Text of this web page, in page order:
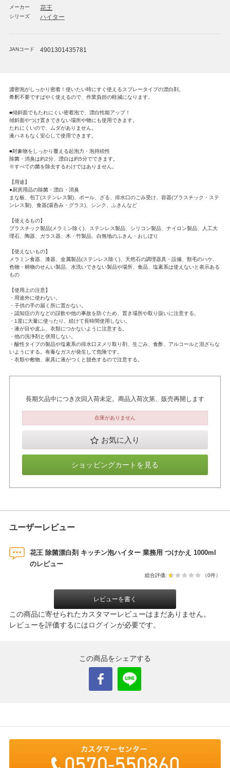
メーカー 花王
シリーズ ハイター
JANコード 4901301435781
濃密泡がしっかり密着！使いたい時にすぐ使えるスプレータイプの漂白剤。
希釈不要ですばやく使えるので、作業負担の軽減になります。
■傾斜面でもたれにくい密着泡で、漂白性能アップ！
傾斜面やつけ置きできない場所や物にも使用できます。
たれにくいので、ムダがありません。
液ハネもなく安心して使用できます。
■対象物をしっかり覆える起泡力・泡持続性
除菌・消臭は約2分、漂白は約5分でできます。
※すべての菌を除去するわけではありません。
【用途】
●厨房用品の除菌・漂白・消臭
まな板、包丁(ステンレス製)、ボール、ざる、排水口のごみ受け、容器(プラスチック・ステ
ンレス製)、食器(湯呑み・グラス)、シンク、ふきんなど
【使えるもの】
プラスチック製品(メラミン除く)、ステンレス製品、シリコン製品、ナイロン製品、人工大
理石、陶器、ガラス器、木・竹製品、白無地のふきん・おしぼり
【使えないもの】
メラミン食器、漆器、金属製品(ステンレス除く)、天然石の調理器具・設備、獣毛のハケ、
色物・柄物のせんい製品、水洗いできない製品や場所、食品、塩素系は使えないと表示ある
もの
【使用上の注意】
・用途外に使わない。
・子供の手の届く所に置かない。
・認知症の方などの誤飲や他の事故を防ぐため、置き場所や取り扱いに注意する。
・1度に大量に使ったり、続けて長時間使用しない。
・液が目や皮ふ、衣類につかないように注意する。
・他の洗浄剤と併用しない。
・酸性タイプの製品や塩素系の排水口ヌメリ取り剤、生ごみ、食酢、アルコールと混ざらな
いようにする。有毒なガスが発生して危険です。
・衣類や敷物、家具に液がつくと脱色するので注意する。
長期欠品中につき次回入荷未定。商品入荷次第、販売再開します
在庫がありません
お気に入り
ショッピングカートを見る
ユーザーレビュー
花王 除菌漂白剤 キッチン泡ハイター 業務用 つけかえ 1000ml
のレビュー
総合評価: （0件）
レビューを書く
この商品に寄せられたカスタマーレビューはまだありません。
レビューを評価するにはログインが必要です。
この商品をシェアする